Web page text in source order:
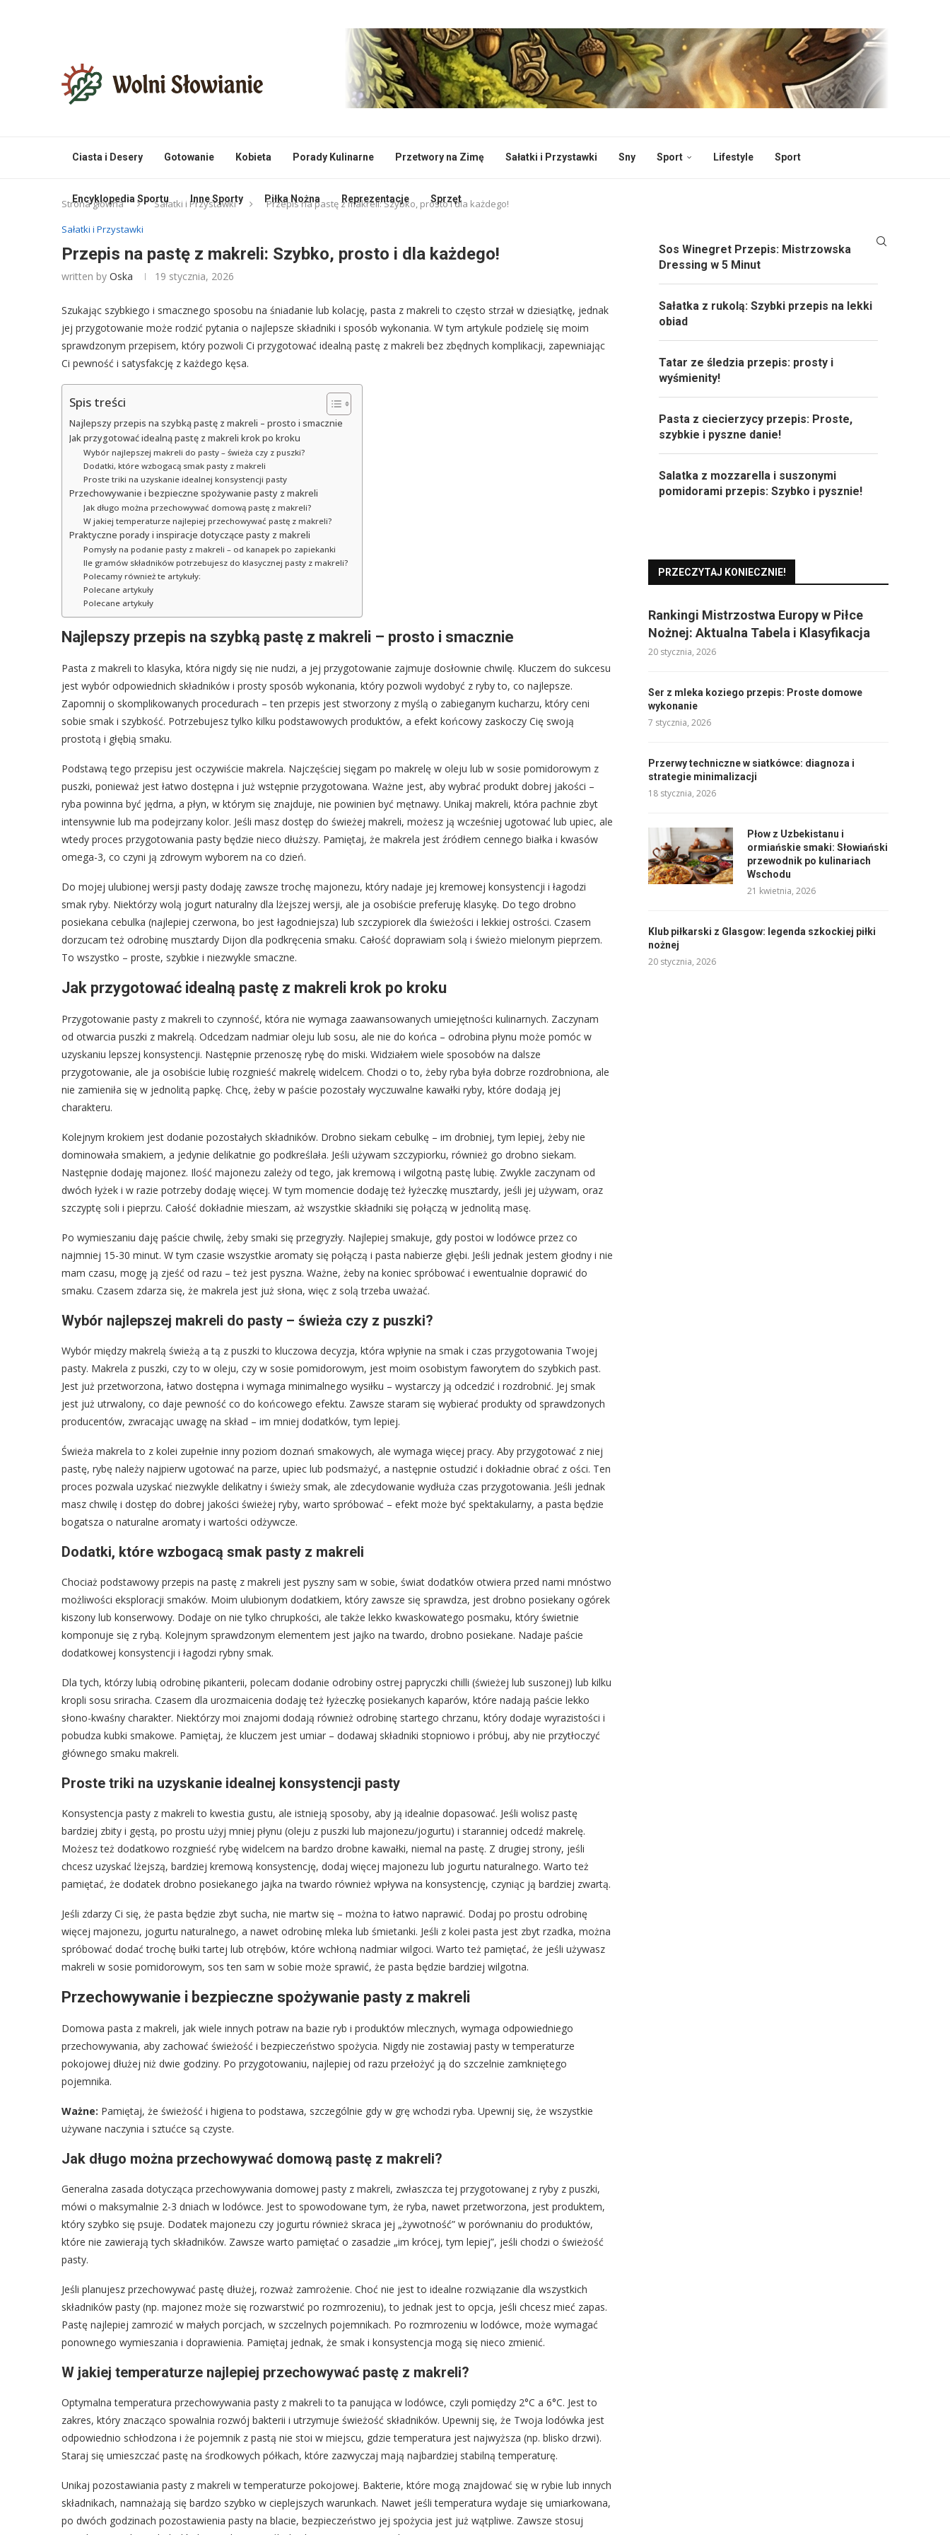
Ciasta i Desery Gotowanie Kobieta Porady Kulinarne Przetwory na Zimę Sałatki i Przystawki Sny Sport Lifestyle Sport
Encyklopedia Sportu Inne Sporty Piłka Nożna Reprezentacje Sprzęt
Strona główna Sałatki i Przystawki
Przepis na pastę z makreli: Szybko, prosto i dla każdego!
Sałatki i Przystawki
Przepis na pastę z makreli: Szybko, prosto i dla każdego!
written by Oska 19 stycznia, 2026
Szukając szybkiego i smacznego sposobu na śniadanie lub kolację, pasta z makreli to często strzał w dziesiątkę, jednak
jej przygotowanie może rodzić pytania o najlepsze składniki i sposób wykonania. W tym artykule podzielę się moim
sprawdzonym przepisem, który pozwoli Ci przygotować idealną pastę z makreli bez zbędnych komplikacji, zapewniając
Ci pewność i satysfakcję z każdego kęsa.
Spis treści
Najlepszy przepis na szybką pastę z makreli – prosto i smacznie
Jak przygotować idealną pastę z makreli krok po kroku
Wybór najlepszej makreli do pasty – świeża czy z puszki?
Dodatki, które wzbogacą smak pasty z makreli
Proste triki na uzyskanie idealnej konsystencji pasty
Przechowywanie i bezpieczne spożywanie pasty z makreli
Jak długo można przechowywać domową pastę z makreli?
W jakiej temperaturze najlepiej przechowywać pastę z makreli?
Praktyczne porady i inspiracje dotyczące pasty z makreli
Pomysły na podanie pasty z makreli – od kanapek po zapiekanki
Ile gramów składników potrzebujesz do klasycznej pasty z makreli?
Polecamy również te artykuły:
Polecane artykuły
Polecane artykuły
Najlepszy przepis na szybką pastę z makreli – prosto i smacznie
Pasta z makreli to klasyka, która nigdy się nie nudzi, a jej przygotowanie zajmuje dosłownie chwilę. Kluczem do sukcesu
jest wybór odpowiednich składników i prosty sposób wykonania, który pozwoli wydobyć z ryby to, co najlepsze.
Zapomnij o skomplikowanych procedurach – ten przepis jest stworzony z myślą o zabieganym kucharzu, który ceni
sobie smak i szybkość. Potrzebujesz tylko kilku podstawowych produktów, a efekt końcowy zaskoczy Cię swoją
prostotą i głębią smaku.
Podstawą tego przepisu jest oczywiście makrela. Najczęściej sięgam po makrelę w oleju lub w sosie pomidorowym z
puszki, ponieważ jest łatwo dostępna i już wstępnie przygotowana. Ważne jest, aby wybrać produkt dobrej jakości –
ryba powinna być jędrna, a płyn, w którym się znajduje, nie powinien być mętnawy. Unikaj makreli, która pachnie zbyt
intensywnie lub ma podejrzany kolor. Jeśli masz dostęp do świeżej makreli, możesz ją wcześniej ugotować lub upiec, ale
wtedy proces przygotowania pasty będzie nieco dłuższy. Pamiętaj, że makrela jest źródłem cennego białka i kwasów
omega-3, co czyni ją zdrowym wyborem na co dzień.
Do mojej ulubionej wersji pasty dodaję zawsze trochę majonezu, który nadaje jej kremowej konsystencji i łagodzi
smak ryby. Niektórzy wolą jogurt naturalny dla lżejszej wersji, ale ja osobiście preferuję klasykę. Do tego drobno
posiekana cebulka (najlepiej czerwona, bo jest łagodniejsza) lub szczypiorek dla świeżości i lekkiej ostrości. Czasem
dorzucam też odrobinę musztardy Dijon dla podkręcenia smaku. Całość doprawiam solą i świeżo mielonym pieprzem.
To wszystko – proste, szybkie i niezwykle smaczne.
Jak przygotować idealną pastę z makreli krok po kroku
Przygotowanie pasty z makreli to czynność, która nie wymaga zaawansowanych umiejętności kulinarnych. Zaczynam
od otwarcia puszki z makrelą. Odcedzam nadmiar oleju lub sosu, ale nie do końca – odrobina płynu może pomóc w
uzyskaniu lepszej konsystencji. Następnie przenoszę rybę do miski. Widziałem wiele sposobów na dalsze
przygotowanie, ale ja osobiście lubię rozgnieść makrelę widelcem. Chodzi o to, żeby ryba była dobrze rozdrobniona, ale
nie zamieniła się w jednolitą papkę. Chcę, żeby w paście pozostały wyczuwalne kawałki ryby, które dodają jej
charakteru.
Kolejnym krokiem jest dodanie pozostałych składników. Drobno siekam cebulkę – im drobniej, tym lepiej, żeby nie
dominowała smakiem, a jedynie delikatnie go podkreślała. Jeśli używam szczypiorku, również go drobno siekam.
Następnie dodaję majonez. Ilość majonezu zależy od tego, jak kremową i wilgotną pastę lubię. Zwykle zaczynam od
dwóch łyżek i w razie potrzeby dodaję więcej. W tym momencie dodaję też łyżeczkę musztardy, jeśli jej używam, oraz
szczyptę soli i pieprzu. Całość dokładnie mieszam, aż wszystkie składniki się połączą w jednolitą masę.
Po wymieszaniu daję paście chwilę, żeby smaki się przegryzły. Najlepiej smakuje, gdy postoi w lodówce przez co
najmniej 15-30 minut. W tym czasie wszystkie aromaty się połączą i pasta nabierze głębi. Jeśli jednak jestem głodny i nie
mam czasu, mogę ją zjeść od razu – też jest pyszna. Ważne, żeby na koniec spróbować i ewentualnie doprawić do
smaku. Czasem zdarza się, że makrela jest już słona, więc z solą trzeba uważać.
Wybór najlepszej makreli do pasty – świeża czy z puszki?
Wybór między makrelą świeżą a tą z puszki to kluczowa decyzja, która wpłynie na smak i czas przygotowania Twojej
pasty. Makrela z puszki, czy to w oleju, czy w sosie pomidorowym, jest moim osobistym faworytem do szybkich past.
Jest już przetworzona, łatwo dostępna i wymaga minimalnego wysiłku – wystarczy ją odcedzić i rozdrobnić. Jej smak
jest już utrwalony, co daje pewność co do końcowego efektu. Zawsze staram się wybierać produkty od sprawdzonych
producentów, zwracając uwagę na skład – im mniej dodatków, tym lepiej.
Świeża makrela to z kolei zupełnie inny poziom doznań smakowych, ale wymaga więcej pracy. Aby przygotować z niej
pastę, rybę należy najpierw ugotować na parze, upiec lub podsmażyć, a następnie ostudzić i dokładnie obrać z ości. Ten
proces pozwala uzyskać niezwykle delikatny i świeży smak, ale zdecydowanie wydłuża czas przygotowania. Jeśli jednak
masz chwilę i dostęp do dobrej jakości świeżej ryby, warto spróbować – efekt może być spektakularny, a pasta będzie
bogatsza o naturalne aromaty i wartości odżywcze.
Dodatki, które wzbogacą smak pasty z makreli
Chociaż podstawowy przepis na pastę z makreli jest pyszny sam w sobie, świat dodatków otwiera przed nami mnóstwo
możliwości eksploracji smaków. Moim ulubionym dodatkiem, który zawsze się sprawdza, jest drobno posiekany ogórek
kiszony lub konserwowy. Dodaje on nie tylko chrupkości, ale także lekko kwaskowatego posmaku, który świetnie
komponuje się z rybą. Kolejnym sprawdzonym elementem jest jajko na twardo, drobno posiekane. Nadaje paście
dodatkowej konsystencji i łagodzi rybny smak.
Dla tych, którzy lubią odrobinę pikanterii, polecam dodanie odrobiny ostrej papryczki chilli (świeżej lub suszonej) lub kilku
kropli sosu sriracha. Czasem dla urozmaicenia dodaję też łyżeczkę posiekanych kaparów, które nadają paście lekko
słono-kwaśny charakter. Niektórzy moi znajomi dodają również odrobinę startego chrzanu, który dodaje wyrazistości i
pobudza kubki smakowe. Pamiętaj, że kluczem jest umiar – dodawaj składniki stopniowo i próbuj, aby nie przytłoczyć
głównego smaku makreli.
Proste triki na uzyskanie idealnej konsystencji pasty
Konsystencja pasty z makreli to kwestia gustu, ale istnieją sposoby, aby ją idealnie dopasować. Jeśli wolisz pastę
bardziej zbity i gęstą, po prostu użyj mniej płynu (oleju z puszki lub majonezu/jogurtu) i staranniej odcedź makrelę.
Możesz też dodatkowo rozgnieść rybę widelcem na bardzo drobne kawałki, niemal na pastę. Z drugiej strony, jeśli
chcesz uzyskać lżejszą, bardziej kremową konsystencję, dodaj więcej majonezu lub jogurtu naturalnego. Warto też
pamiętać, że dodatek drobno posiekanego jajka na twardo również wpływa na konsystencję, czyniąc ją bardziej zwartą.
Jeśli zdarzy Ci się, że pasta będzie zbyt sucha, nie martw się – można to łatwo naprawić. Dodaj po prostu odrobinę
więcej majonezu, jogurtu naturalnego, a nawet odrobinę mleka lub śmietanki. Jeśli z kolei pasta jest zbyt rzadka, można
spróbować dodać trochę bułki tartej lub otrębów, które wchłoną nadmiar wilgoci. Warto też pamiętać, że jeśli używasz
makreli w sosie pomidorowym, sos ten sam w sobie może sprawić, że pasta będzie bardziej wilgotna.
Przechowywanie i bezpieczne spożywanie pasty z makreli
Domowa pasta z makreli, jak wiele innych potraw na bazie ryb i produktów mlecznych, wymaga odpowiedniego
przechowywania, aby zachować świeżość i bezpieczeństwo spożycia. Nigdy nie zostawiaj pasty w temperaturze
pokojowej dłużej niż dwie godziny. Po przygotowaniu, najlepiej od razu przełożyć ją do szczelnie zamkniętego
pojemnika.
Ważne: Pamiętaj, że świeżość i higiena to podstawa, szczególnie gdy w grę wchodzi ryba. Upewnij się, że wszystkie
używane naczynia i sztućce są czyste.
Jak długo można przechowywać domową pastę z makreli?
Generalna zasada dotycząca przechowywania domowej pasty z makreli, zwłaszcza tej przygotowanej z ryby z puszki,
mówi o maksymalnie 2-3 dniach w lodówce. Jest to spowodowane tym, że ryba, nawet przetworzona, jest produktem,
który szybko się psuje. Dodatek majonezu czy jogurtu również skraca jej „żywotność” w porównaniu do produktów,
które nie zawierają tych składników. Zawsze warto pamiętać o zasadzie „im krócej, tym lepiej”, jeśli chodzi o świeżość
pasty.
Jeśli planujesz przechowywać pastę dłużej, rozważ zamrożenie. Choć nie jest to idealne rozwiązanie dla wszystkich
składników pasty (np. majonez może się rozwarstwić po rozmrozeniu), to jednak jest to opcja, jeśli chcesz mieć zapas.
Pastę najlepiej zamrozić w małych porcjach, w szczelnych pojemnikach. Po rozmrozeniu w lodówce, może wymagać
ponownego wymieszania i doprawienia. Pamiętaj jednak, że smak i konsystencja mogą się nieco zmienić.
W jakiej temperaturze najlepiej przechowywać pastę z makreli?
Optymalna temperatura przechowywania pasty z makreli to ta panująca w lodówce, czyli pomiędzy 2°C a 6°C. Jest to
zakres, który znacząco spowalnia rozwój bakterii i utrzymuje świeżość składników. Upewnij się, że Twoja lodówka jest
odpowiednio schłodzona i że pojemnik z pastą nie stoi w miejscu, gdzie temperatura jest najwyższa (np. blisko drzwi).
Staraj się umieszczać pastę na środkowych półkach, które zazwyczaj mają najbardziej stabilną temperaturę.
Unikaj pozostawiania pasty z makreli w temperaturze pokojowej. Bakterie, które mogą znajdować się w rybie lub innych
składnikach, namnażają się bardzo szybko w cieplejszych warunkach. Nawet jeśli temperatura wydaje się umiarkowana,
po dwóch godzinach pozostawienia pasty na blacie, bezpieczeństwo jej spożycia jest już wątpliwe. Zawsze stosuj
Sos Winegret Przepis: Mistrzowska
Dressing w 5 Minut
Sałatka z rukolą: Szybki przepis na lekki
obiad
Tatar ze śledzia przepis: prosty i
wyśmienity!
Pasta z ciecierzycy przepis: Proste,
szybkie i pyszne danie!
Salatka z mozzarella i suszonymi
pomidorami przepis: Szybko i pysznie!
PRZECZYTAJ KONIECZNIE!
Rankingi Mistrzostwa Europy w Piłce
Nożnej: Aktualna Tabela i Klasyfikacja
20 stycznia, 2026
Ser z mleka koziego przepis: Proste domowe
wykonanie
7 stycznia, 2026
Przerwy techniczne w siatkówce: diagnoza i
strategie minimalizacji
18 stycznia, 2026
Płow z Uzbekistanu i
ormiańskie smaki: Słowiański
przewodnik po kulinariach
Wschodu
21 kwietnia, 2026
Klub piłkarski z Glasgow: legenda szkockiej piłki
nożnej
20 stycznia, 2026